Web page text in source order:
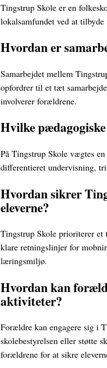
Tingstrup Skole er en
lokalsamfundet ved at
Hvordan er
Samarbejdet mellem
opfordrer til et tæt
involverer forældrene.
Hvilke
På Tingstrup Skole vægtes
differentieret undervisning,
Hvordan sikrer
eleverne?
Tingstrup Skole prioriterer
klare retningslinjer for
læringsmiljø.
Hvordan kan
aktiviteter?
Forældre kan engagere sig i
skolebestyrelsen eller støtte
forældrene for at sikre